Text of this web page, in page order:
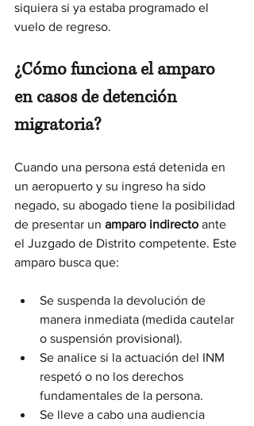
siquiera si ya estaba programado el
vuelo de regreso.
¿Cómo funciona el amparo
en casos de detención
migratoria?
Cuando una persona está detenida en
un aeropuerto y su ingreso ha sido
negado, su abogado tiene la posibilidad
de presentar un amparo indirecto ante
el Juzgado de Distrito competente. Este
amparo busca que:
Se suspenda la devolución de
manera inmediata (medida cautelar
o suspensión provisional).
Se analice si la actuación del INM
respetó o no los derechos
fundamentales de la persona.
Se lleve a cabo una audiencia